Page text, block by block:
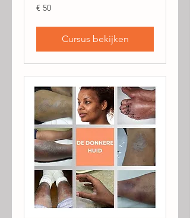
50
euro
€ 50
Cursus bekijken